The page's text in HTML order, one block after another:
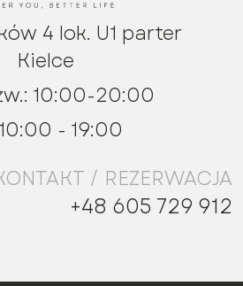
4 lok. U1 parter
Kielce
10:00-20:00
- 19:00
/ REZERWACJA
+48 605 729 912